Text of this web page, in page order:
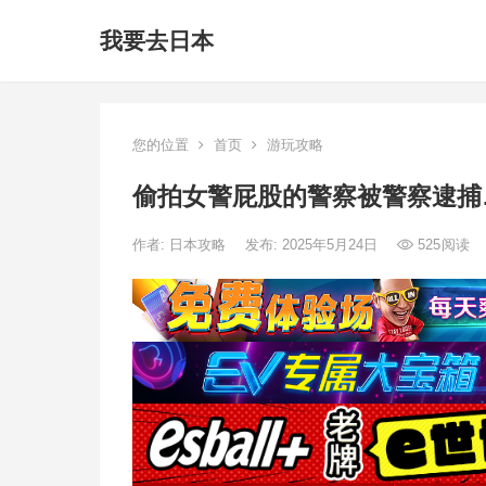
我要去日本
您的位置 首页 游玩攻略
偷拍女警屁股的警察被警察逮
作者: 日本攻略 发布: 2025年5月24日 525阅读